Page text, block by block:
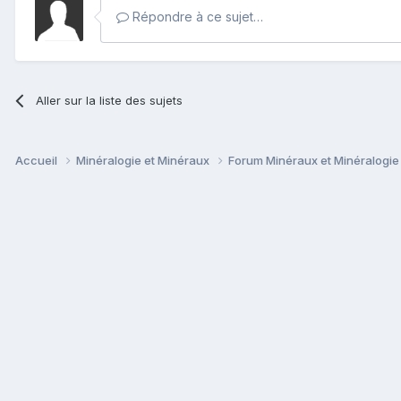
Répondre à ce sujet…
Aller sur la liste des sujets
Accueil Minéralogie et Minéraux Forum Minéraux et Minéralogie